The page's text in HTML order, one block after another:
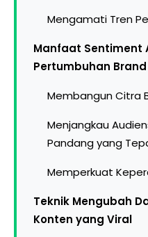
Mengamati Tren
Manfaat Sentiment
Pertumbuhan
Membangun Citra
Menjangkau
Pandang yang
Memperkuat
Teknik Mengubah
Konten yang Viral